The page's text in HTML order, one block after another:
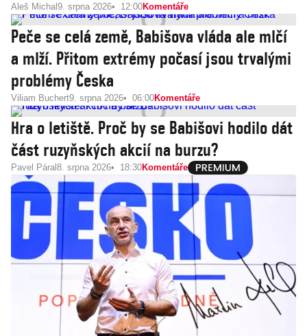
Aleš Michal 9. srpna 2026 12:00Komentáře
Peče se celá země, Babišova vláda ale mlčí
a mlží. Přitom extrémy počasí jsou trvalými
problémy Česka
Viliam Buchert9. srpna 2026 06:00Komentáře
Hra o letiště. Proč by se Babišovi hodilo dát
část ruzyňských akcií na burzu?
Pavel Páral 8. srpna 2026 18:30Komentáře